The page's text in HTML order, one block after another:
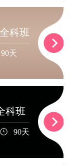
科班
90天
科班
90天